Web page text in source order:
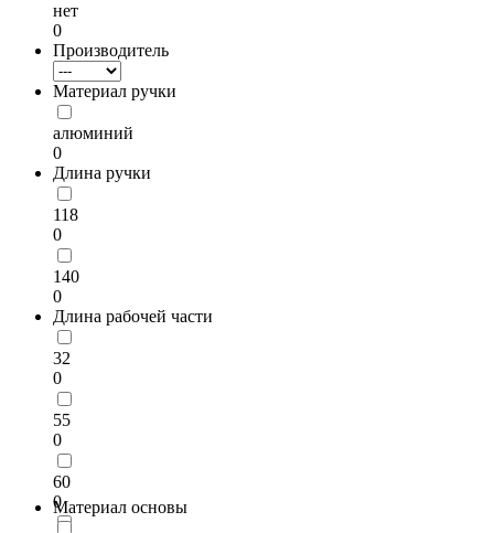
нет
0
Производитель
Материал ручки
алюминий
0
Длина ручки
118
0
140
0
Длина рабочей части
32
0
55
0
60
0
Материал основы